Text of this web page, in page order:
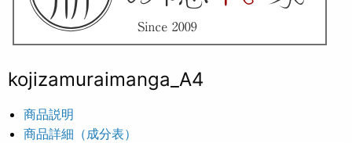
kojizamuraimanga_A4
商品説明
商品詳細（成分表）